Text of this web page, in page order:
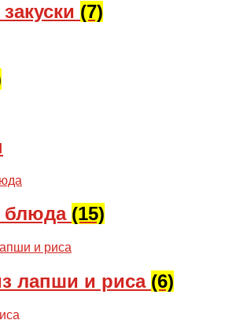
(7)
блюда (15)
лапши и риса (6)